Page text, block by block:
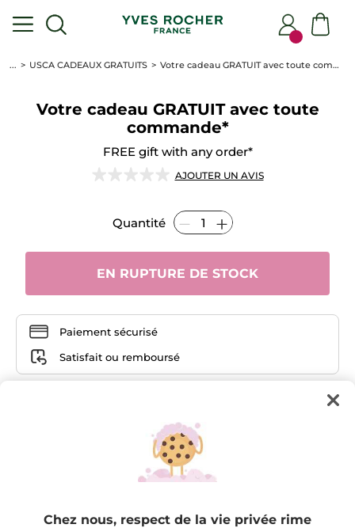
... USCA CADEAUX GRATUITS Votre cadeau GRATUIT avec toute commande*
Votre cadeau GRATUIT avec toute
commande*
FREE gift with any order*
★★★★★
★★★★★
Votre
cadeau
avec
commande*
AJOUTER UN AVIS
Quantité
EN RUPTURE DE STOCK
Paiement sécurisé
Satisfait ou remboursé
Je plante 1 arbre pour la
planète
Chez nous, respect de la vie privée rime